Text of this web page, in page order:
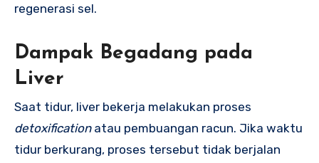
regenerasi sel.
Dampak Begadang pada
Liver
Saat tidur, liver bekerja melakukan proses
detoxificationatau pembuangan racun. Jika waktu
tidur berkurang, proses tersebut tidak berjalan